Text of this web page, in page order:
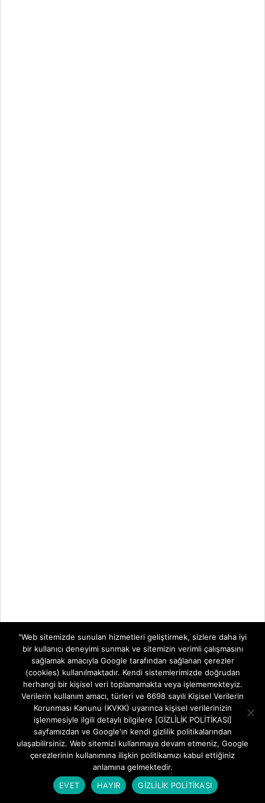
"Web sitemizde sunulan hizmetleri geliştirmek, sizlere daha iyi
bir kullanıcı deneyimi sunmak ve sitemizin verimli çalışmasını
sağlamak amacıyla Google tarafından sağlanan çerezler
(cookies) kullanılmaktadır. Kendi sistemlerimizde doğrudan
herhangi bir kişisel veri toplamamakta veya işlememekteyiz.
Verilerin kullanım amacı, türleri ve 6698 sayılı Kişisel Verilerin
Korunması Kanunu (KVKK) uyarınca kişisel verilerinizin
işlenmesiyle ilgili detaylı bilgilere [GİZLİLİK POLİTİKASI]
sayfamızdan ve Google'ın kendi gizlilik politikalarından
ulaşabilirsiniz. Web sitemizi kullanmaya devam etmeniz, Google
çerezlerinin kullanımına ilişkin politikamızı kabul ettiğiniz
anlamına gelmektedir.
EVET
HAYIR GİZLİLİK POLİTİKASI